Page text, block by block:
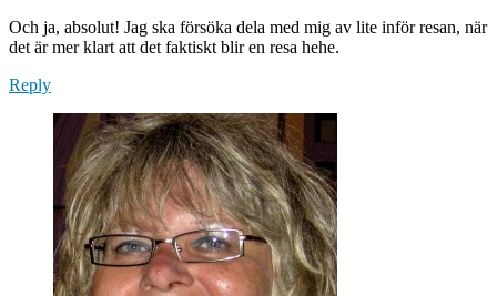
Och ja, absolut! Jag ska försöka dela med mig av lite inför resan, när
det är mer klart att det faktiskt blir en resa hehe.
Reply